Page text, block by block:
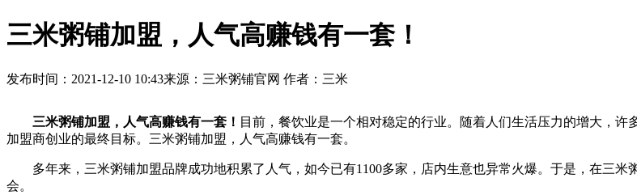
三米粥铺加盟，人气高赚钱有一套！
发布时间：2021-12-10 10:43来源：三米粥铺官网 作者：三米
三米粥铺加盟，人气高赚钱有一套！ 目前，餐饮业是一个相对稳定的行业。随着人们生活压力的增大，
加盟商创业的最终目标。三米粥铺加盟，人气高赚钱有一套。
多年来，三米粥铺加盟品牌成功地积累了人气，如今已有1100多家，店内生意也异常火爆。于是，在三米
会。